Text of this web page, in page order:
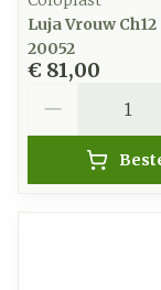
Luja Vrouw Ch12
20052
€ 81,00